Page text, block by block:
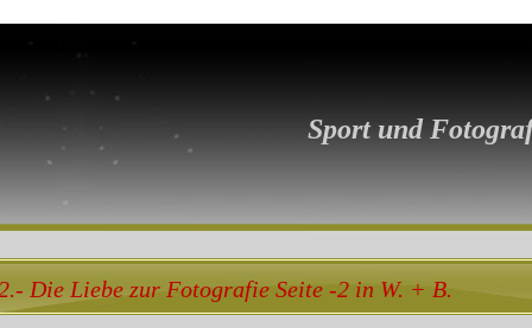
Sport und
Die Liebe zur Fotografie Seite -2 in W. + B.